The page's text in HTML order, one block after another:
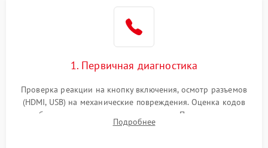
1. Первичная диагностика
Проверка реакции на кнопку включения, осмотр разъемов
(HDMI, USB) на механические повреждения. Оценка кодов
ошибок на экране или по индикаторам. Проверка чтения
дисков, работы геймпадов и наличия гарантийных пломб.
Подробнее